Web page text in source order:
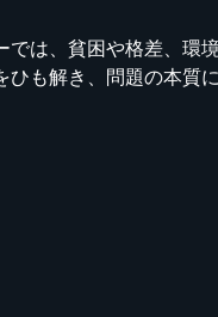
では、貧困や格差、
ひも解き、問題の本質